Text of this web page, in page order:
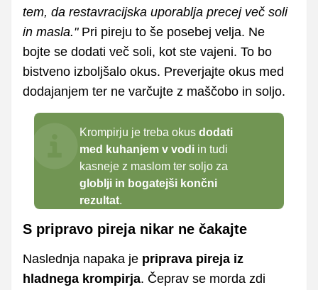
tem, da restavracijska uporablja precej več soli
in masla."Pri pireju to še posebej velja. Ne
bojte se dodati več soli, kot ste vajeni. To bo
bistveno izboljšalo okus. Preverjajte okus med
dodajanjem ter ne varčujte z maščobo in soljo.
Krompirju je treba okus dodati
med kuhanjem v vodi in tudi
kasneje z maslom ter soljo za
globlji in bogatejši končni
rezultat.
S pripravo pireja nikar ne čakajte
Naslednja napaka je priprava pireja iz
hladnega krompirja. Čeprav se morda zdi